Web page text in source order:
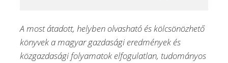
A most átadott, helyben olvasható és kölcsönözhető
könyvek a magyar gazdasági eredmények és
közgazdasági folyamatok elfogulatlan, tudományos